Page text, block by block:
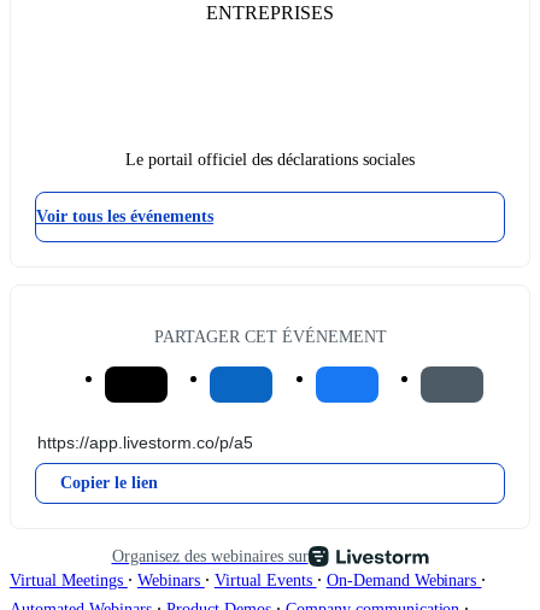
ENTREPRISES
Le portail officiel des déclarations sociales
Voir tous les événements
PARTAGER CET ÉVÉNEMENT
Copier le lien
Organisez des webinaires sur
Virtual Meetings ∙ Webinars ∙ Virtual Events ∙ On-Demand Webinars ∙